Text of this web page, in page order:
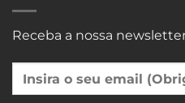
Receba a nossa